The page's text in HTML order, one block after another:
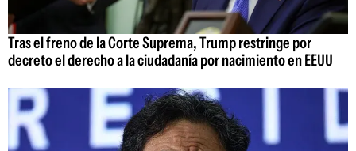
Tras el freno de la Corte Suprema, Trump restringe por
decreto el derecho a la ciudadanía por nacimiento en EEUU